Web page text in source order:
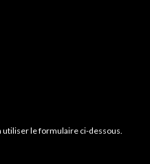
utiliser le formulaire ci-dessous.